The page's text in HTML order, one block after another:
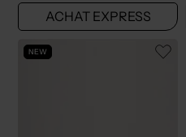
ACHAT EXPRESS
NEW